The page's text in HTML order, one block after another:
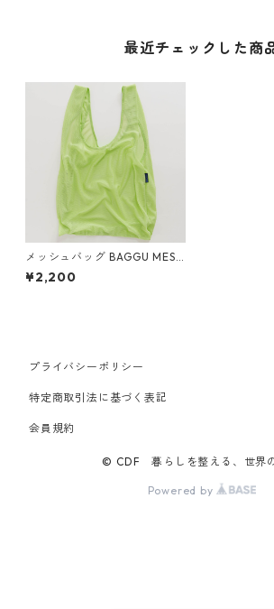
最近チェックした商
メッシュバッグ BAGGU MESH
メッシュバグゥ バグー スタン
ダード ライム
¥2,200
プライバシーポリシー
特定商取引法に基づく表記
会員規約
© CDF 暮らしを整える、世界
Powered by